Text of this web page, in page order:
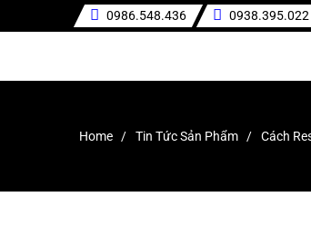
0986.548.436 0938.395.022
Home Tin Tức Sản Phẩm Cách